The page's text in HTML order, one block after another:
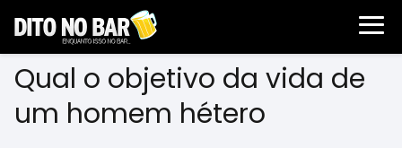
Qual o objetivo da vida de
um homem hétero